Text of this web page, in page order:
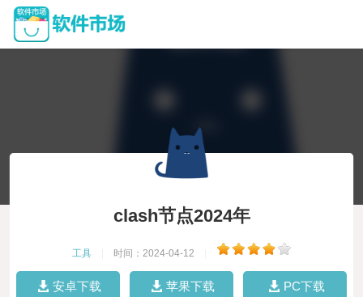
clash节点2024年
工具 时间：2024-04-12
安卓下载 苹果下载 PC下载